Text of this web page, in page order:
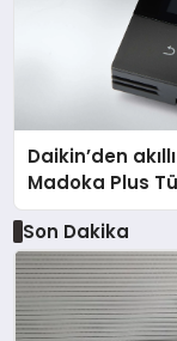
Daikin’den
Madoka Plus
Son Dakika